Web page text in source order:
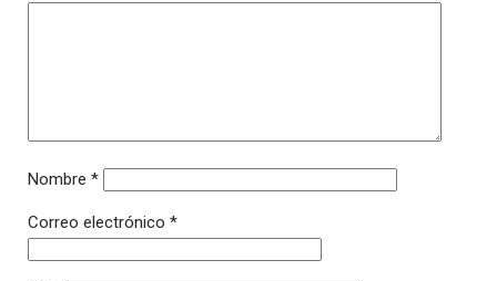
Nombre *
Correo electrónico *